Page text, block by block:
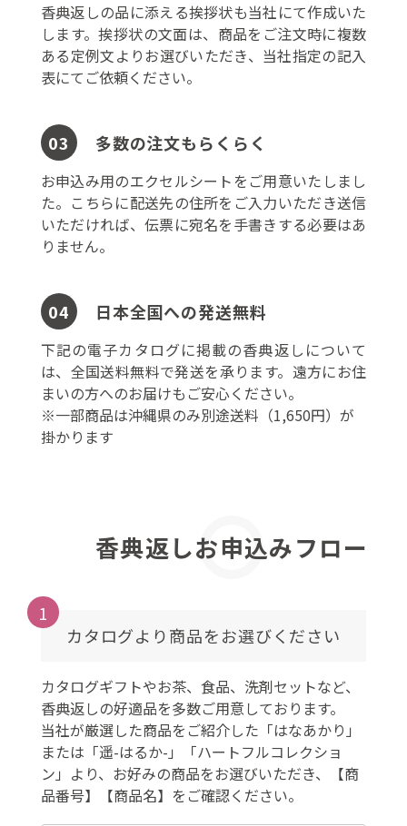
香典返しの品に添える挨拶状も当社にて作成いた
します。挨拶状の文面は、商品をご注文時に複数
ある定例文よりお選びいただき、当社指定の記入
表にてご依頼ください。
03 多数の注文もらくらく
お申込み用のエクセルシートをご用意いたしまし
た。こちらに配送先の住所をご入力いただき送信
いただければ、伝票に宛名を手書きする必要はあ
りません。
04 日本全国への発送無料
下記の電子カタログに掲載の香典返しについて
は、全国送料無料で発送を承ります。遠方にお住
まいの方へのお届けもご安心ください。
※一部商品は沖縄県のみ別途送料（1,650円）が
掛かります
香典返しお申込みフロー
1
カタログより商品をお選びください
カタログギフトやお茶、食品、洗剤セットなど、
香典返しの好適品を多数ご用意しております。
当社が厳選した商品をご紹介した「はなあかり」
または「遥-はるか-」「ハートフルコレクショ
ン」より、お好みの商品をお選びいただき、【商
品番号】【商品名】をご確認ください。